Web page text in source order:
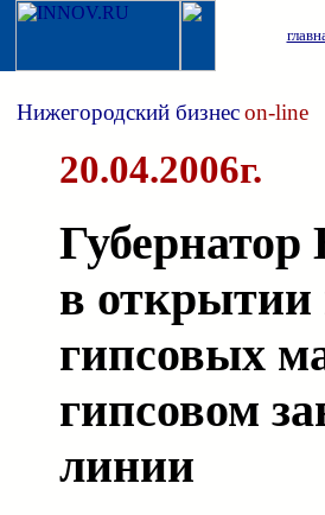
Нижегородский бизнесon-line
20.04.2006г.
в открытии
гипсовых
гипсовом
линии